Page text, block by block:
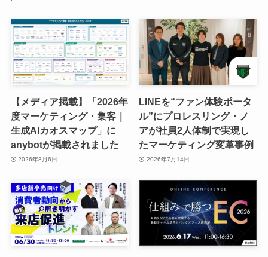
【メディア掲載】「2026年
度マーケティング・集客｜
生成AIカオスマップ」に
anybotが掲載されました
2026年8月6日
LINEを“ファン体験ポータ
ル”にプロレスリング・ノ
アが社員2人体制で実現し
たマーケティング変革事例
2026年7月14日